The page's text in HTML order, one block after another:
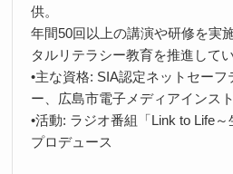
供。
年間50回以上の講演や研修を実
タルリテラシー教育を推進してい
•主な資格: SIA認定ネットセー
ー、広島市電子メディアインス
•活動: ラジオ番組「Link to Life～
プロデュース